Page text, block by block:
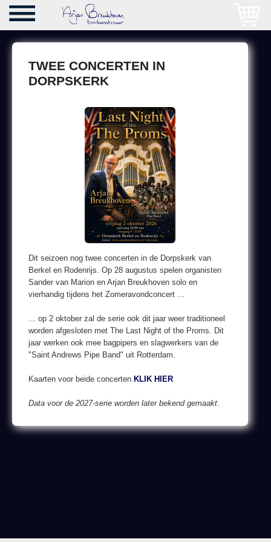
TWEE CONCERTEN IN
DORPSKERK
Dit seizoen nog twee concerten in de Dorpskerk van
Berkel en Rodenrijs. Op 28 augustus spelen organisten
Sander van Marion en Arjan Breukhoven solo en
vierhandig tijdens het Zomeravondconcert ...
... op 2 oktober zal de serie ook dit jaar weer traditioneel
worden afgesloten met The Last Night of the Proms. Dit
jaar werken ook mee bagpipers en slagwerkers van de
"Saint Andrews Pipe Band" uit Rotterdam.
Kaarten voor beide concerten KLIK HIER
Data voor de 2027-serie worden later bekend gemaakt.